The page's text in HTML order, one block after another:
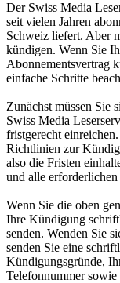
Der Swiss Media
seit vielen Jahren
Schweiz liefert. Aber
kündigen. Wenn Sie
Abonnementsvertrag
einfache Schritte
Zunächst müssen Sie
Swiss Media
fristgerecht
Richtlinien zur
also die Fristen
und alle
Wenn Sie die oben
Ihre Kündigung
senden. Wenden Sie
senden Sie eine
Kündigungsgründe,
Telefonnummer sowie